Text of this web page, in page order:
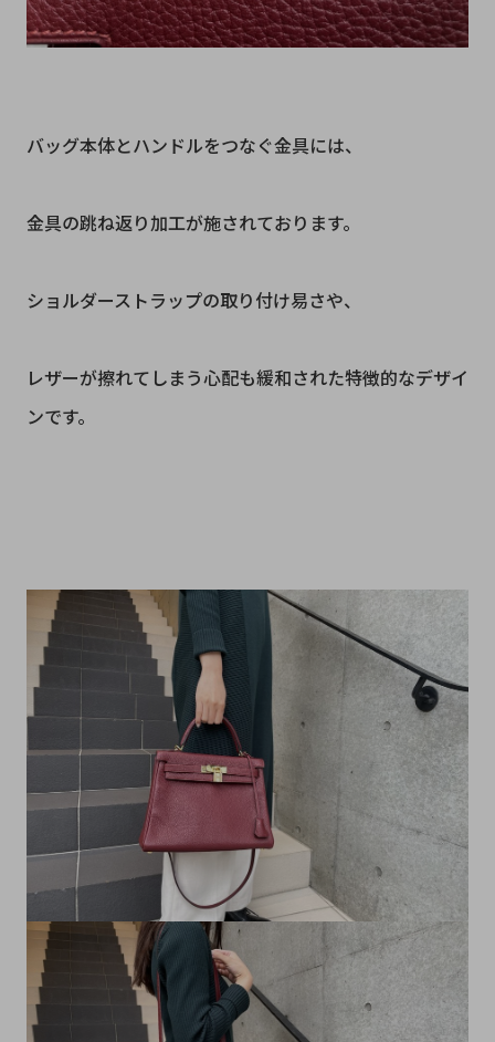
バッグ本体とハンドルをつなぐ金具には、
金具の跳ね返り加工が施されております。
ショルダーストラップの取り付け易さや、
レザーが擦れてしまう心配も緩和された特徴的なデザイ
ンです。